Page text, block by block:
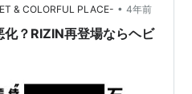
んです。試合だったらこう
ってわかったところはありま
& COLORFUL PLACE- • 4年前
？RIZIN再登場ならヘビ